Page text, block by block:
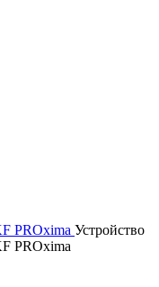
PROxima Устройство
PROxima